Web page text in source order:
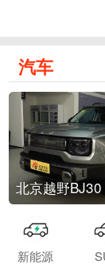
汽车
北京越野
新能源